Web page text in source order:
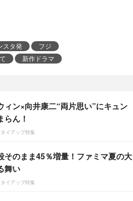
スタ発
フジ
新作ドラマ
ィン×向井康二“両片思い”にキュン
らん！
イアップ特集
そのまま45％増量！ファミマ夏の大
舞い
イアップ特集